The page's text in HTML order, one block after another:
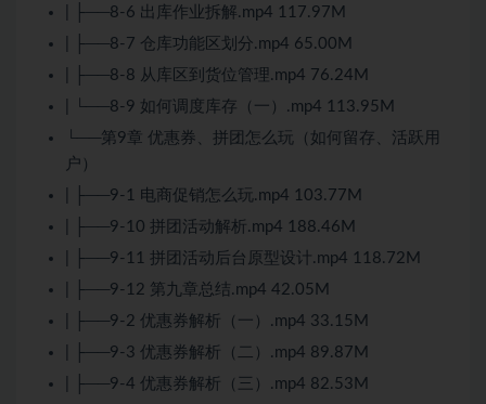
| ├──8-6 出库作业拆解.mp4 117.97M
| ├──8-7 仓库功能区划分.mp4 65.00M
| ├──8-8 从库区到货位管理.mp4 76.24M
| └──8-9 如何调度库存（一）.mp4 113.95M
└──第9章 优惠券、拼团怎么玩（如何留存、活跃用
户）
| ├──9-1 电商促销怎么玩.mp4 103.77M
| ├──9-10 拼团活动解析.mp4 188.46M
| ├──9-11 拼团活动后台原型设计.mp4 118.72M
| ├──9-12 第九章总结.mp4 42.05M
| ├──9-2 优惠券解析（一）.mp4 33.15M
| ├──9-3 优惠券解析（二）.mp4 89.87M
| ├──9-4 优惠券解析（三）.mp4 82.53M